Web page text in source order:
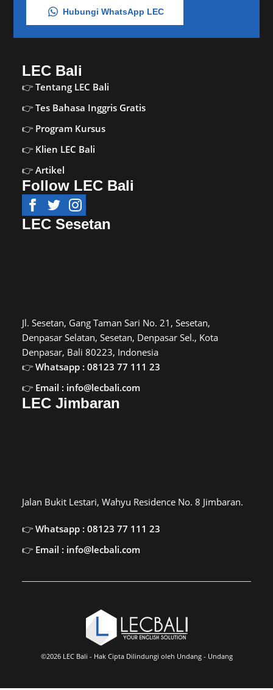
Hubungi WhatsApp LEC
LEC Bali
Tentang LEC Bali
Tes Bahasa Inggris Gratis
Program Kursus
Klien LEC Bali
Artikel
Follow LEC Bali
LEC Sesetan
Jl. Sesetan, Gang Taman Sari No. 21, Sesetan,
Denpasar Selatan, Sesetan, Denpasar Sel., Kota
Denpasar, Bali 80223, Indonesia
Whatsapp : 08123 77 111 23
Email : info@lecbali.com
LEC Jimbaran
Jalan Bukit Lestari, Wahyu Residence No. 8 Jimbaran.
Whatsapp : 08123 77 111 23
Email : info@lecbali.com
©2026 LEC Bali - Hak Cipta Dilindungi oleh Undang - Undang